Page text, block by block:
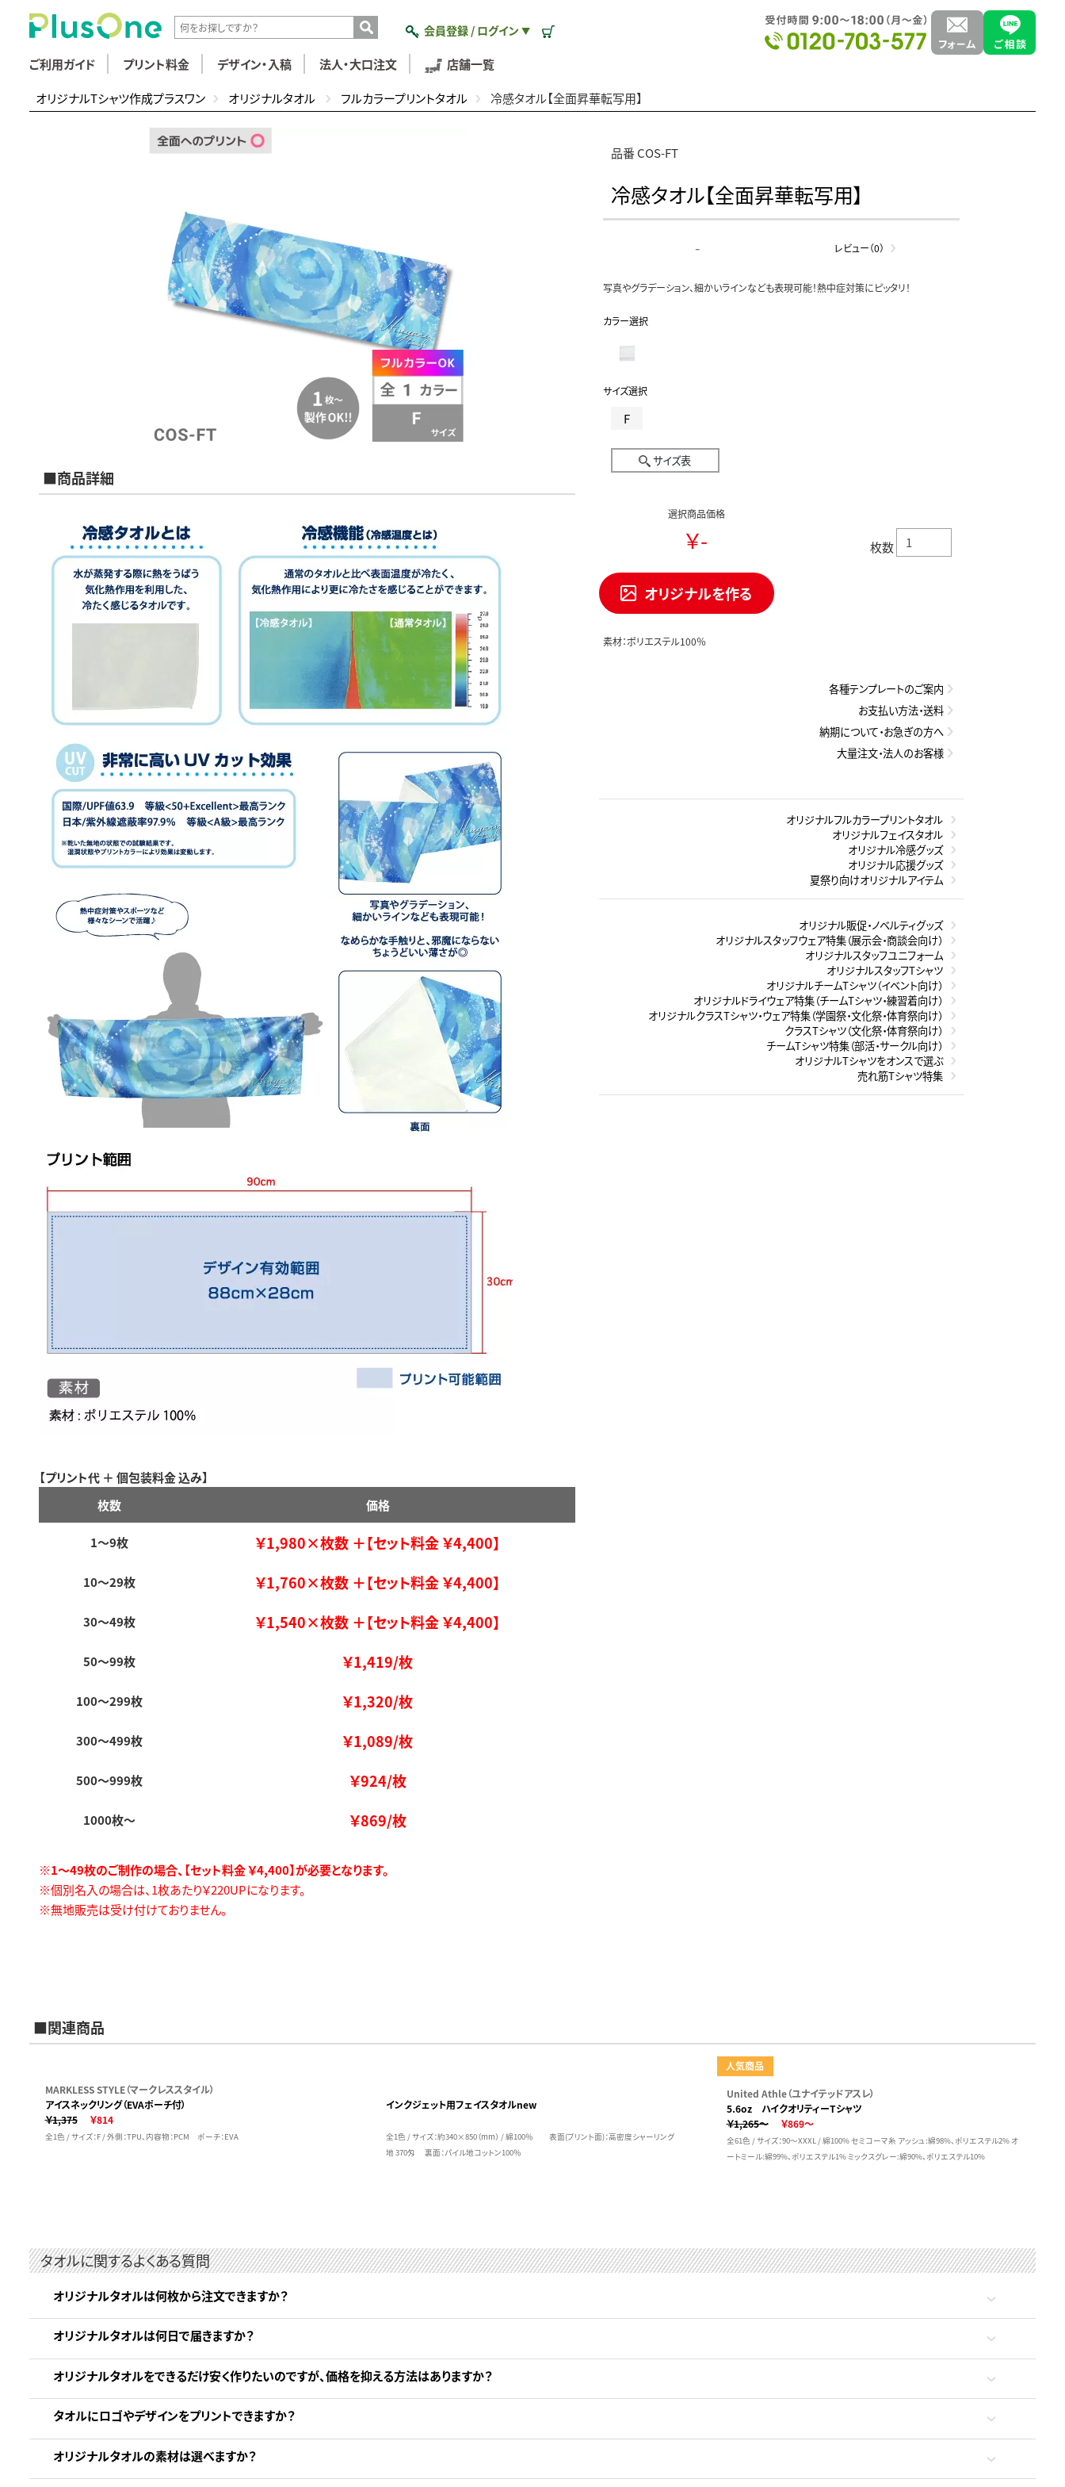
会員登録 / ログイン ▼
ご利用ガイド プリント料金 デザイン・入稿 法人・大口注文 店舗一覧
オリジナルTシャツ作成プラスワン オリジナルタオル フルカラープリントタオル 冷感タオル【全面昇華転写用】
■商品詳細
【プリント代 ＋ 個包装料金 込み】
枚数
価格
1～9枚 ￥1,980×枚数 ＋【セット料金 ￥4,400】
10～29枚 ￥1,760×枚数 ＋【セット料金 ￥4,400】
30～49枚 ￥1,540×枚数 ＋【セット料金 ￥4,400】
50～99枚 ￥1,419/枚
100～299枚 ￥1,320/枚
300～499枚 ￥1,089/枚
500～999枚 ￥924/枚
1000枚～ ￥869/枚
※1～49枚のご制作の場合、【セット料金 ￥4,400】が必要となります。
※個別名入の場合は、1枚あたり￥220UPになります。
※無地販売は受け付けておりません。
品番 COS-FT
冷感タオル【全面昇華転写用】
- レビュー（0）
写真やグラデーション、細かいラインなども表現可能！熱中症対策にピッタリ！
カラー選択
サイズ選択
F
サイズ表
選択商品価格
￥- 枚数
オリジナルを作る
素材：ポリエステル100％
各種テンプレートのご案内
お支払い方法・送料
納期について・お急ぎの方へ
大量注文・法人のお客様
オリジナルフルカラープリントタオル
オリジナルフェイスタオル
オリジナル冷感グッズ
オリジナル応援グッズ
夏祭り向けオリジナルアイテム
オリジナル販促・ノベルティグッズ
オリジナルスタッフウェア特集（展示会・商談会向け）
オリジナルスタッフユニフォーム
オリジナルスタッフTシャツ
オリジナルチームTシャツ（イベント向け）
オリジナルドライウェア特集（チームTシャツ・練習着向け）
オリジナルクラスTシャツ・ウェア特集（学園祭・文化祭・体育祭向け）
クラスTシャツ（文化祭・体育祭向け）
チームTシャツ特集（部活・サークル向け）
オリジナルTシャツをオンスで選ぶ
売れ筋Tシャツ特集
■関連商品
MARKLESS STYLE（マークレススタイル）
アイスネックリング（EVAポーチ付）
￥1,375
￥814
全1色 / サイズ：F / 外側：TPU、内容物：PCM ポーチ：EVA
インクジェット用フェイスタオルnew
全1色 / サイズ：約340×850（mm） / 綿100％ 表面(プリント面)：高密度シャーリング
地 370匁 裏面：パイル地コットン100％
人気商品
United Athle（ユナイテッドアスレ）
5.6oz ハイクオリティーTシャツ
￥1,265～
￥869～
全61色 / サイズ：90～XXXL / 綿100% セミコーマ糸 アッシュ:綿98%、ポリエステル2% オ
ートミール:綿99%、ポリエステル1% ミックスグレー:綿90%、ポリエステル10%
タオルに関するよくある質問
オリジナルタオルは何枚から注文できますか？
オリジナルタオルは何日で届きますか？
オリジナルタオルをできるだけ安く作りたいのですが、価格を抑える方法はありますか？
タオルにロゴやデザインをプリントできますか？
オリジナルタオルの素材は選べますか？